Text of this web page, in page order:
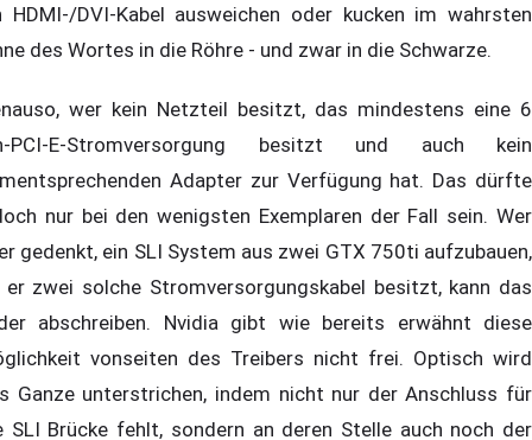
HDMI-/DVI-Kabel ausweichen oder kucken im wahrsten
des Wortes in die Röhre - und zwar in die Schwarze.
wer kein Netzteil besitzt, das mindestens eine 6
PCI-E-Stromversorgung besitzt und auch kein
Adapter zur Verfügung hat. Das dürfte
nur bei den wenigsten Exemplaren der Fall sein. Wer
gedenkt, ein SLI System aus zwei GTX 750ti aufzubauen,
er zwei solche Stromversorgungskabel besitzt, kann das
abschreiben. Nvidia gibt wie bereits erwähnt diese
vonseiten des Treibers nicht frei. Optisch wird
Ganze unterstrichen, indem nicht nur der Anschluss für
SLI Brücke fehlt, sondern an deren Stelle auch noch der